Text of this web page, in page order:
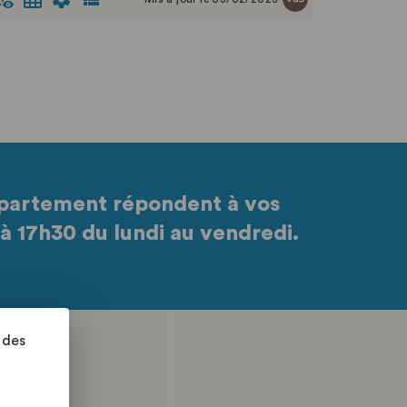
répondent à vos
17h30 du lundi au vendredi.